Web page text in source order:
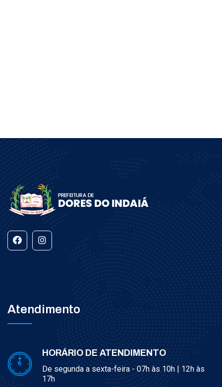
Atendimento
HORÁRIO DE ATENDIMENTO
De segunda a sexta-feira - 07h às 10h | 12h às
17h